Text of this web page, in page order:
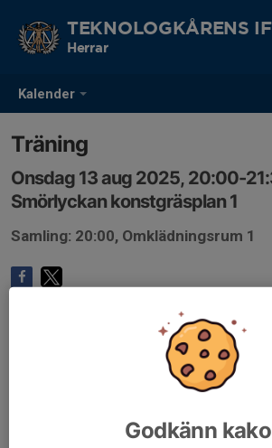
Kalender
TEKNOLOGKÅRENS
Herrar
Träning
Onsdag 13 aug 2025, 20:00-
Smörlyckan konstgräsplan 1
Samling: 20:00, Omklädningsrum 1
Godkänn